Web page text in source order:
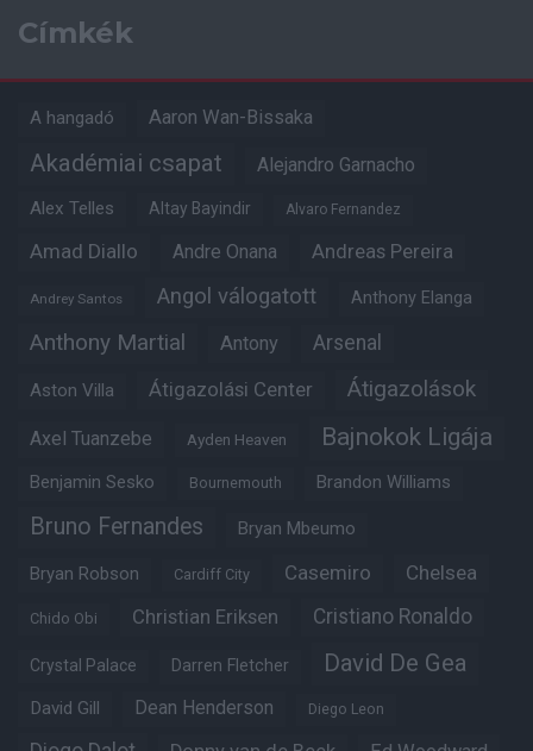
Címkék
A hangadó Aaron Wan-Bissaka
Akadémiai csapat Alejandro Garnacho
Alex Telles Altay Bayindir Alvaro Fernandez
Amad Diallo Andre Onana Andreas Pereira
Andrey Santos Angol válogatott Anthony Elanga
Anthony Martial Antony Arsenal
Aston Villa Átigazolási Center Átigazolások
Axel Tuanzebe Ayden Heaven Bajnokok Ligája
Benjamin Sesko Bournemouth Brandon Williams
Bruno Fernandes Bryan Mbeumo
Bryan Robson Cardiff City Casemiro Chelsea
Chido Obi Christian Eriksen Cristiano Ronaldo
Crystal Palace Darren Fletcher David De Gea
David Gill Dean Henderson Diego Leon